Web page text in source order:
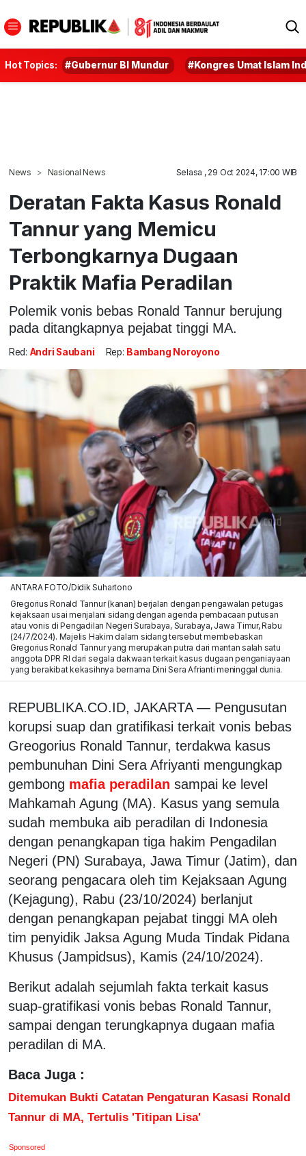
Hot Topics: #Gubernur BI Mundur #Kongres Umat Islam
News Nasional News Selasa , 29 Oct 2024, 17:00 WIB
Deratan Fakta Kasus Ronald
Tannur yang Memicu
Terbongkarnya Dugaan
Praktik Mafia Peradilan
Polemik vonis bebas Ronald Tannur berujung
pada ditangkapnya pejabat tinggi MA.
Red: Andri Saubani Rep: Bambang Noroyono
ANTARA FOTO/Didik Suhartono
Gregorius Ronald Tannur (kanan) berjalan dengan pengawalan petugas
kejaksaan usai menjalani sidang dengan agenda pembacaan putusan
atau vonis di Pengadilan Negeri Surabaya, Surabaya, Jawa Timur, Rabu
(24/7/2024). Majelis Hakim dalam sidang tersebut membebaskan
Gregorius Ronald Tannur yang merupakan putra dari mantan salah satu
anggota DPR RI dari segala dakwaan terkait kasus dugaan penganiayaan
yang berakibat kekasihnya bernama Dini Sera Afrianti meninggal dunia.
REPUBLIKA.CO.ID, JAKARTA — Pengusutan
korupsi suap dan gratifikasi terkait vonis bebas
Greogorius Ronald Tannur, terdakwa kasus
pembunuhan Dini Sera Afriyanti mengungkap
gembong mafia peradilan sampai ke level
Mahkamah Agung (MA). Kasus yang semula
sudah membuka aib peradilan di Indonesia
dengan penangkapan tiga hakim Pengadilan
Negeri (PN) Surabaya, Jawa Timur (Jatim), dan
seorang pengacara oleh tim Kejaksaan Agung
(Kejagung), Rabu (23/10/2024) berlanjut
dengan penangkapan pejabat tinggi MA oleh
tim penyidik Jaksa Agung Muda Tindak Pidana
Khusus (Jampidsus), Kamis (24/10/2024).
Berikut adalah sejumlah fakta terkait kasus
suap-gratifikasi vonis bebas Ronald Tannur,
sampai dengan terungkapnya dugaan mafia
peradilan di MA.
Baca Juga :
Ditemukan Bukti Catatan Pengaturan Kasasi Ronald
Tannur di MA, Tertulis 'Titipan Lisa'
Sponsored